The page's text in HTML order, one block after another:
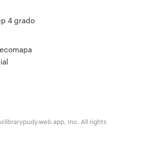
4 grado
Inc. All rights